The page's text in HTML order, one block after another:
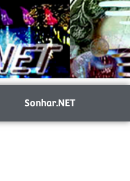
Sonhar.NET